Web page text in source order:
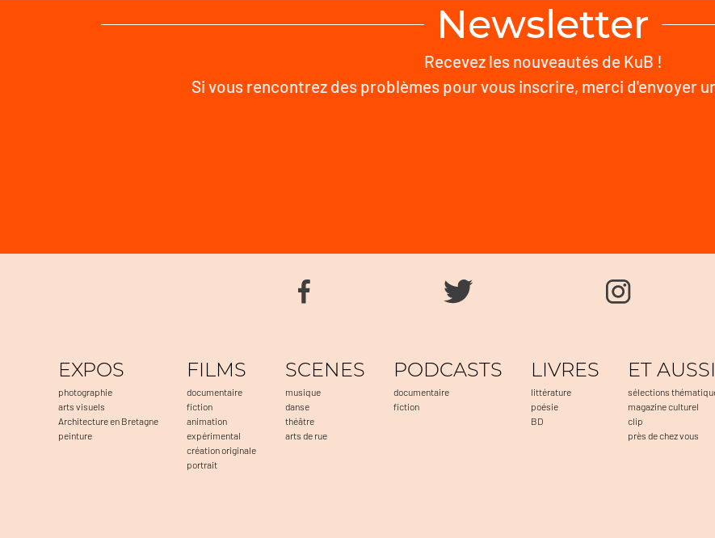
Newsletter
Recevez les nouveautés de KuB !
Si vous rencontrez des problèmes pour vous inscrire, merci d'envoyer
EXPOS
photographie
arts visuels
Architecture en Bretagne
peinture
FILMS
documentaire
fiction
animation
expérimental
création originale
portrait
SCENES
musique
danse
théâtre
arts de rue
PODCASTS
documentaire
fiction
LIVRES
littérature
poésie
BD
ET AUSSI
sélections
magazine culturel
clip
près de chez vous